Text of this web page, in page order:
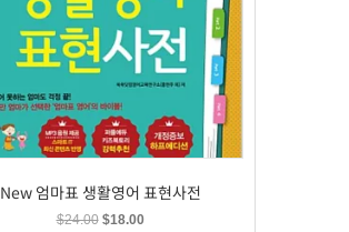
New 엄마표 생활영어 표현사전
$24.00 Original
$18.00Current